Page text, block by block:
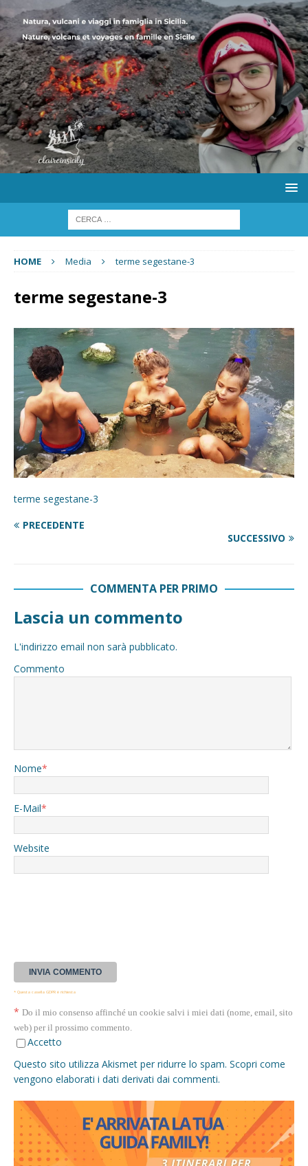
HOME Media terme segestane-3
terme segestane-3
terme segestane-3
PRECEDENTE
SUCCESSIVO
COMMENTA PER PRIMO
Lascia un commento
L'indirizzo email non sarà pubblicato.
Commento
Nome*
E-Mail*
Website
* Questa casella GDPR è richiesta
* Do il mio consenso affinché un cookie salvi i miei dati (nome, email, sito
web) per il prossimo commento.
Accetto
Questo sito utilizza Akismet per ridurre lo spam. Scopri come
vengono elaborati i dati derivati dai commenti.